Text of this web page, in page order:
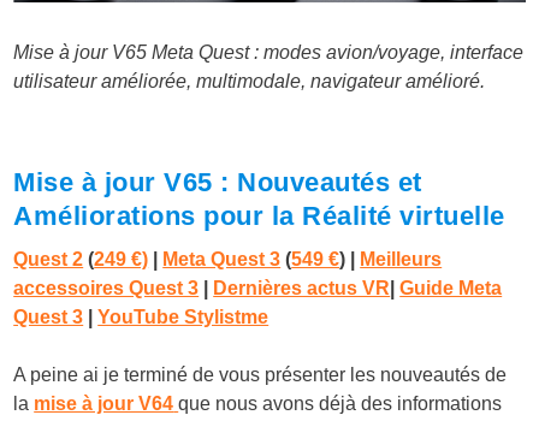
Mise à jour V65 Meta Quest : modes avion/voyage, interface
utilisateur améliorée, multimodale, navigateur amélioré.
Mise à jour V65 : Nouveautés et
Améliorations pour la Réalité virtuelle
Quest 2 (249 €) Meta Quest 3 (549 €)
Meilleurs
accessoires Quest 3
Dernières actus VR |Guide Meta
Quest 3
YouTube Stylistme
A peine ai je terminé de vous présenter les nouveautés de
la mise à jour V64 que nous avons déjà des informations